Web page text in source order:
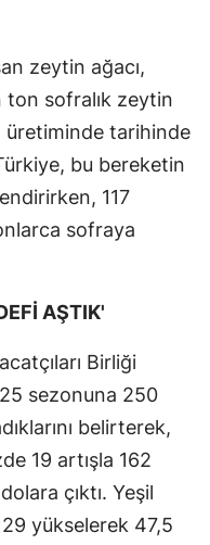
zeytin ağacı,
sofralık zeytin
üretiminde tarihinde
bu bereketin
117
sofraya
AŞTIK'
Birliği
sezonuna 250
belirterek,
19 artışla 162
çıktı. Yeşil
yükselerek 47,5